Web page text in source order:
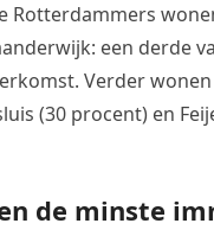
Rotterdammers
een derde
Verder
(30 procent) en
de minste